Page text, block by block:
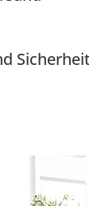
Sicherheit